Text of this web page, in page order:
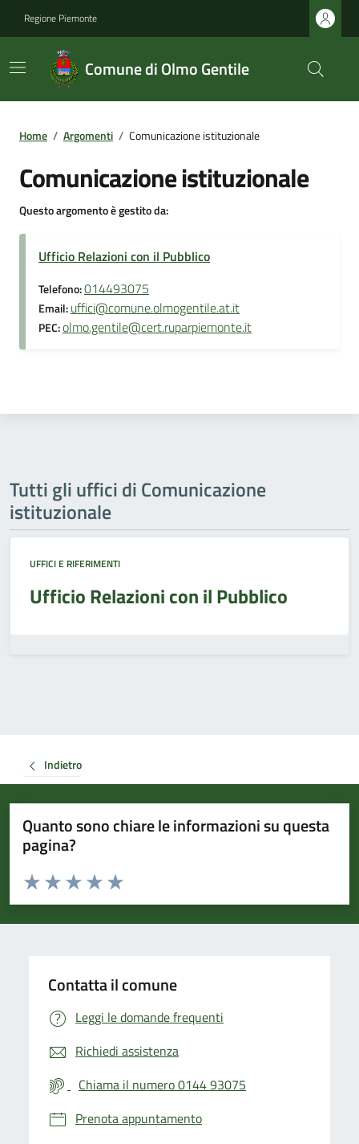
Regione Piemonte
Comune di Olmo Gentile
Home / Argomenti / Comunicazione istituzionale
Comunicazione istituzionale
Questo argomento è gestito da:
Ufficio Relazioni con il Pubblico
Telefono:014493075
Email:uffici@comune.olmogentile.at.it
PEC:olmo.gentile@cert.ruparpiemonte.it
Tutti gli uffici di Comunicazione
istituzionale
UFFICI E RIFERIMENTI
Ufficio Relazioni con il Pubblico
Indietro
Quanto sono chiare le informazioni su questa
pagina?
Valuta da 1 a 5 stelle la pagina
Valuta 5 stelle su 5
Valuta 4 stelle su 5
Valuta 3 stelle su 5
Valuta 2 stelle su 5
Valuta 1 stelle su 5
Contatta il comune
Leggi le domande frequenti
Richiedi assistenza
Chiama il numero 0144 93075
Prenota appuntamento